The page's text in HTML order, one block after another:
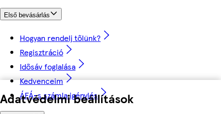
Adatvédelmi beállítások
Első bevásárlás
Hogyan rendelj tőlünk?
Regisztráció
Idősáv foglalása
Kedvenceim
ÁFÁ-s számla igénylés